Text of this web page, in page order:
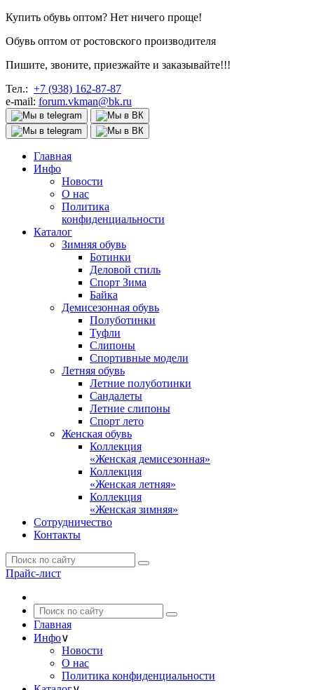
Купить обувь оптом? Нет ничего проще!
Обувь оптом от ростовского производителя
Пишите, звоните, приезжайте и заказывайте!!!
Тел.: +7 (938) 162-87-87
e-mail: forum.vkman@bk.ru
Главная
Инфо
Новости
О нас
Политика
конфиденциальности
Каталог
Зимняя обувь
Ботинки
Деловой стиль
Спорт Зима
Байка
Демисезонная обувь
Полуботинки
Туфли
Слипоны
Спортивные модели
Летняя обувь
Летние полуботинки
Сандалеты
Летние слипоны
Спорт лето
Женская обувь
Коллекция
«Женская демисезонная»
Коллекция
«Женская летняя»
Коллекция
«Женская зимняя»
Сотрудничество
Контакты
Прайс-лист
Главная
Инфо∨
Новости
О нас
Политика конфиденциальности